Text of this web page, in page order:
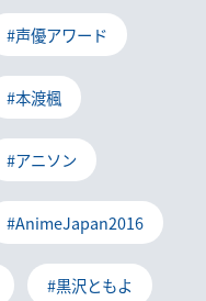
#声優アワード
#本渡楓
#アニソン
#AnimeJapan2016
#黒沢ともよ